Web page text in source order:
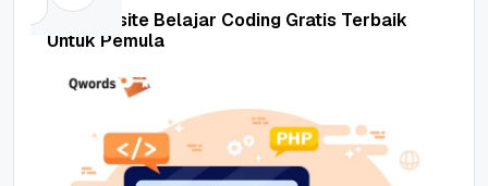
15+ Website Belajar Coding Gratis Terbaik
Untuk Pemula